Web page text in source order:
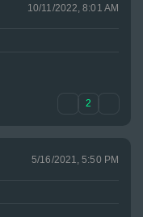
5/16/2021, 5:50 PM
10/11/2022, 8:01 AM
2